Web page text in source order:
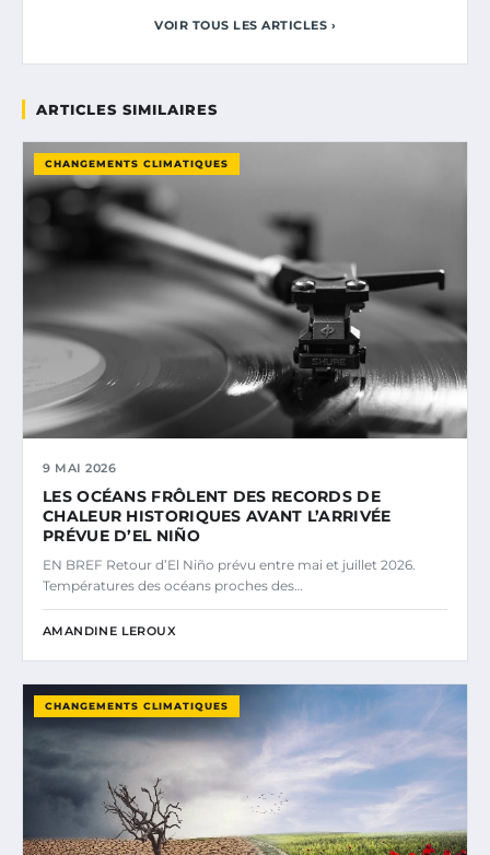
VOIR TOUS LES ARTICLES ›
ARTICLES SIMILAIRES
CHANGEMENTS CLIMATIQUES
9 MAI 2026
LES OCÉANS FRÔLENT DES RECORDS DE
CHALEUR HISTORIQUES AVANT L’ARRIVÉE
PRÉVUE D’EL NIÑO
EN BREF Retour d’El Niño prévu entre mai et juillet 2026.
Températures des océans proches des…
AMANDINE LEROUX
CHANGEMENTS CLIMATIQUES